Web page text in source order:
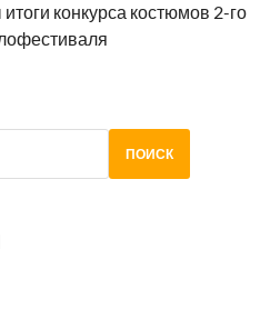
конкурса костюмов 2-го
ПОИСК